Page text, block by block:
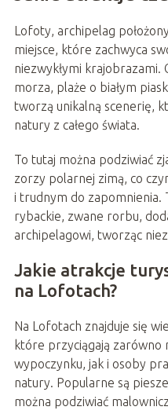
Lofoty, archipelag
miejsce, które zachwyca
niezwykłymi krajobrazami.
morza, plaże o białym
tworzą unikalną scenerię,
natury z całego świata.
To tutaj można podziwiać
zorzy polarnej zimą, co
i trudnym do zapomnienia.
rybackie, zwane rorbu,
archipelagowi, tworząc
Jakie atrakcje
na Lofotach?
Na Lofotach znajduje się
które przyciągają zarówno
wypoczynku, jak i osoby
natury. Popularne są
można podziwiać